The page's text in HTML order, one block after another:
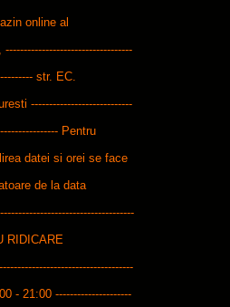
online al
str. EC.
----------------------------
Pentru
datei si orei se face
de la data
RIDICARE
- 21:00 ---------------------